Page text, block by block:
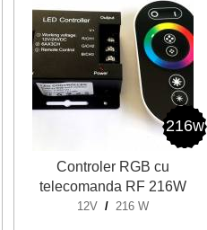
216w
Controler RGB cu
telecomanda RF 216W
12V / 216 W